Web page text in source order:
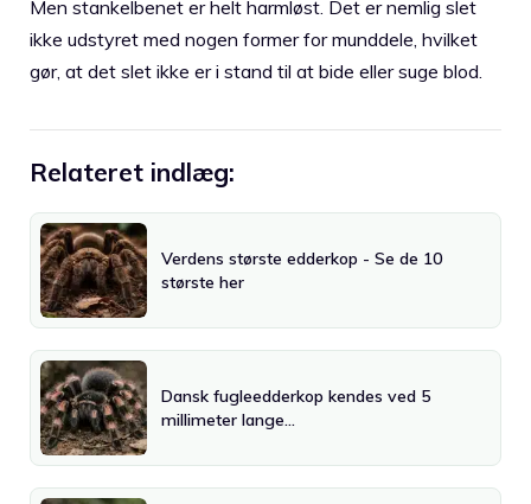
Men stankelbenet er helt harmløst. Det er nemlig slet
ikke udstyret med nogen former for munddele, hvilket
gør, at det slet ikke er i stand til at bide eller suge blod.
Relateret indlæg:
Verdens største edderkop - Se de 10
største her
Dansk fugleedderkop kendes ved 5
millimeter lange…